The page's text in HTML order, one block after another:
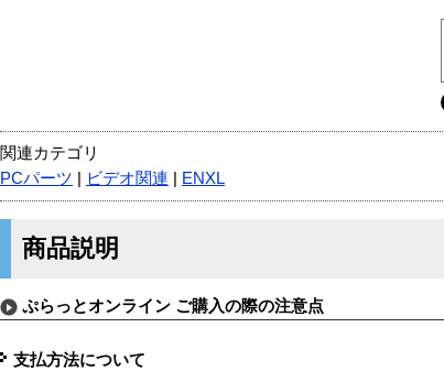
関連カテゴリ
PCパーツ
ビデオ関連 ENXL
商品説明
ぷらっとオンライン ご購入の際の注意点
支払方法について